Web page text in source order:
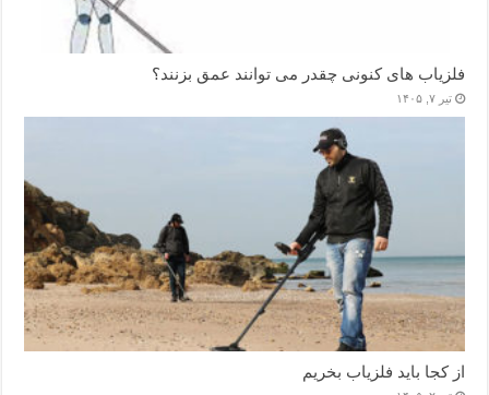
فلزیاب های کنونی چقدر می توانند عمق بزنند؟
تیر ۷, ۱۴۰۵
از کجا باید فلزیاب بخریم